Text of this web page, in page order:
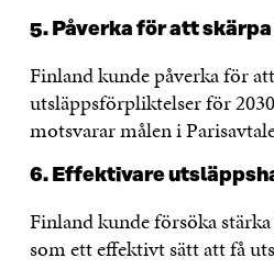
5. Påverka för att
Finland kunde påverka för
utsläppsförpliktelser för
motsvarar målen i
6. Effektivare
Finland kunde försöka
som ett effektivt sätt att få